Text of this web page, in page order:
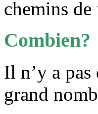
chemins
Combien?
Il n’y a
grand